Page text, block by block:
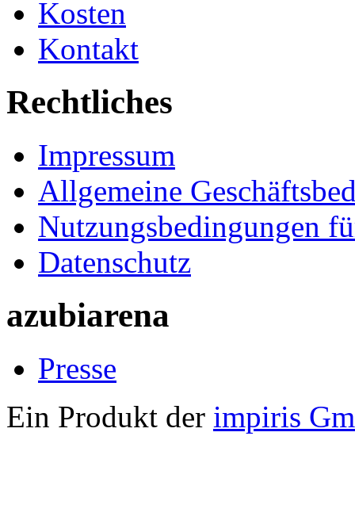
Kosten
Kontakt
Rechtliches
Impressum
Allgemeine
Nutzungsbedingungen
Datenschutz
azubiarena
Presse
Ein Produkt der impiris